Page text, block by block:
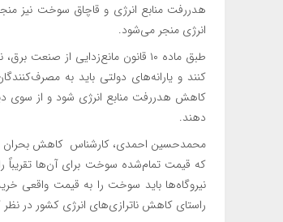
هدررفت منابع انرژی و قاچاق سوخت نیز
انرژی منجر می‌شود.
طبق ماده ۱۰ قانون مانع‌زدایی از
کنند و یارانه‌های دولتی باید به
کاهش هدررفت منابع انرژی شود و از سوی
دهند.
محمدحسین احمدی، کارشناس کاهش بحران
که قیمت تمام‌شده سوخت برای آن‌ها تقریباً
نیروگاه‌ها باید سوخت را به قیمت واقعی
راستای کاهش ناترازی‌های انرژی کشور در